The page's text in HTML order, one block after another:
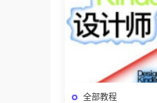
全部教程